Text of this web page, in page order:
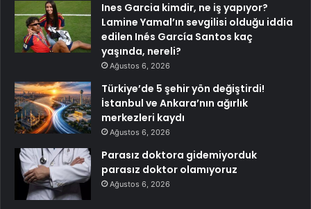
Ines Garcia kimdir, ne iş yapıyor?
Lamine Yamal’ın sevgilisi olduğu iddia
edilen Inés García Santos kaç
yaşında, nereli?
Ağustos 6, 2026
Türkiye’de 5 şehir yön değiştirdi!
İstanbul ve Ankara’nın ağırlık
merkezleri kaydı
Ağustos 6, 2026
Parasız doktora gidemiyorduk
parasız doktor olamıyoruz
Ağustos 6, 2026